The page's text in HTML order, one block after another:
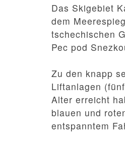
Das Skigebiet
dem
tschechischen
Pec pod
Zu den knapp
Liftanlagen
Alter erreicht
blauen und
entspanntem